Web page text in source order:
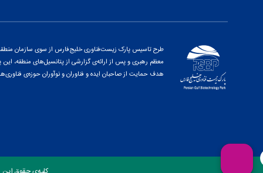
طرح تاسیس پارک زیست‌فناوری خلیج‌فارس از سوی سازمان منطقه
هدف حمایت از صاحبان ایده و فناوران و نوآوران حوزه‌ی